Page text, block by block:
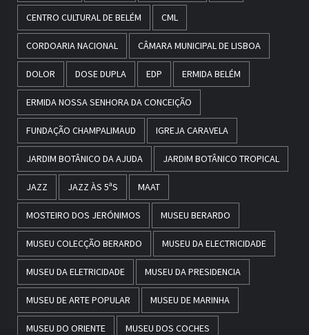
CENTRO CULTURAL DE BELÉM CML
CORDOARIA NACIONAL CÂMARA MUNICIPAL DE LISBOA
DOLOR DOSE DUPLA EDP ERMIDA BELÉM
ERMIDA NOSSA SENHORA DA CONCEIÇÃO
FUNDAÇÃO CHAMPALIMAUD IGREJA CARAVELA
JARDIM BOTÂNICO DA AJUDA JARDIM BOTÂNICO TROPICAL
JAZZ JAZZ ÀS 5ªS MAAT
MOSTEIRO DOS JERÓNIMOS MUSEU BERARDO
MUSEU COLECÇÃO BERARDO MUSEU DA ELECTRICIDADE
MUSEU DA ELETRICIDADE MUSEU DA PRESIDENCIA
MUSEU DE ARTE POPULAR MUSEU DE MARINHA
MUSEU DO ORIENTE MUSEU DOS COCHES